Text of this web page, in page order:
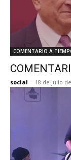
COMENTARIO A
social - 18 de julio